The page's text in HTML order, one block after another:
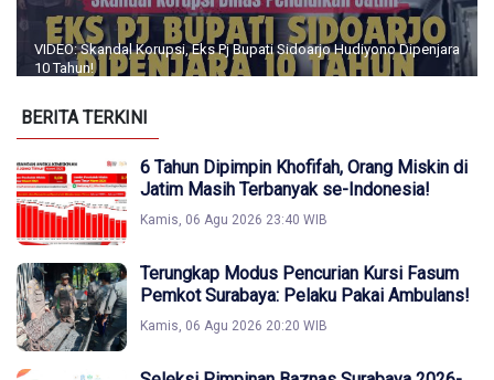
VIDEO: Skandal Korupsi, Eks Pj Bupati Sidoarjo Hudiyono Dipenjara
10 Tahun!
BERITA TERKINI
6 Tahun Dipimpin Khofifah, Orang Miskin di
Jatim Masih Terbanyak se-Indonesia!
Kamis, 06 Agu 2026 23:40 WIB
Terungkap Modus Pencurian Kursi Fasum
Pemkot Surabaya: Pelaku Pakai Ambulans!
Kamis, 06 Agu 2026 20:20 WIB